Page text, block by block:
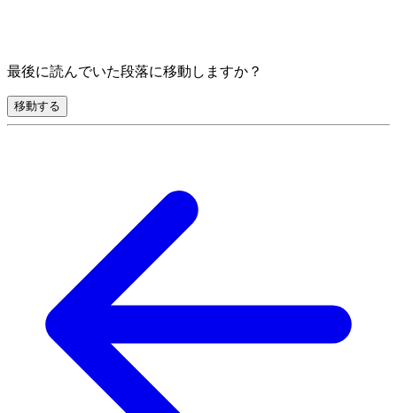
最後に読んでいた段落に移動しますか？
移動する